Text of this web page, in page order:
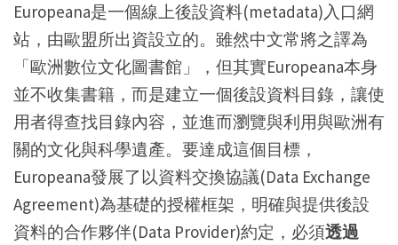
Europeana是一個線上後設資料(metadata)入口網
站，由歐盟所出資設立的。雖然中文常將之譯為
「歐洲數位文化圖書館」，但其實Europeana本身
並不收集書籍，而是建立一個後設資料目錄，讓使
用者得查找目錄內容，並進而瀏覽與利用與歐洲有
關的文化與科學遺產。要達成這個目標，
Europeana發展了以資料交換協議(Data Exchange
Agreement)為基礎的授權框架，明確與提供後設
資料的合作夥伴(Data Provider)約定，必須透過